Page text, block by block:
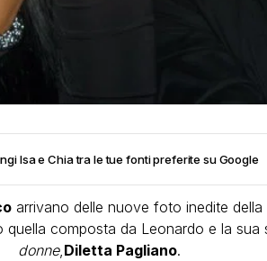
Isa e Chia tra le tue fonti preferite su Google
arrivano delle nuove foto inedite della
quella composta da Leonardo e la sua
donne, Diletta Pagliano.